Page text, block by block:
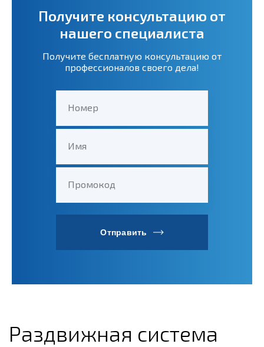
Получите консультацию от
нашего специалиста
Получите бесплатную консультацию от
профессионалов своего дела!
Номер
Имя
Промокод
Отправить
Раздвижная система